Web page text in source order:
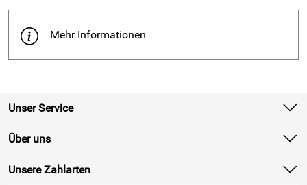
Mehr Informationen
Unser Service
Kontakt
Newsletter
Über uns
Unsere Zahlarten